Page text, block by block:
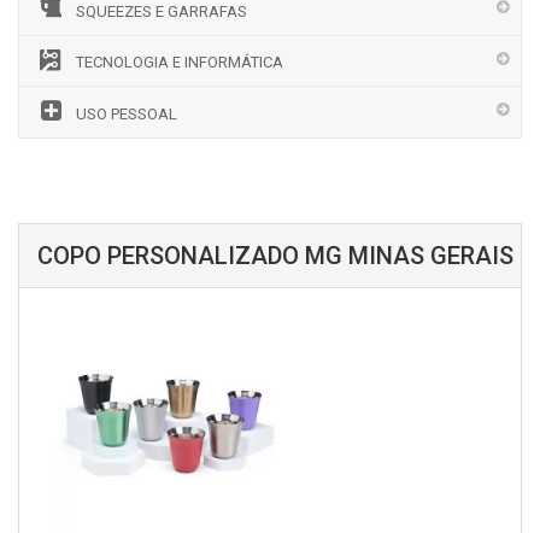
SQUEEZES E GARRAFAS
TECNOLOGIA E INFORMÁTICA
USO PESSOAL
COPO PERSONALIZADO MG MINAS GERAIS